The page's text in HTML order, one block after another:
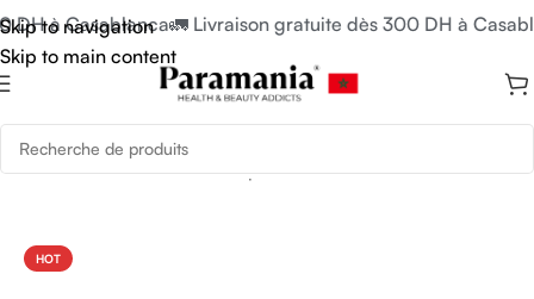
Skip to navigation
Skip to main content
à Casablanca🚛 Livraison gratuite dès 300 DH à
Accueil/Crèmes Solaires & Après Soleil
HOT